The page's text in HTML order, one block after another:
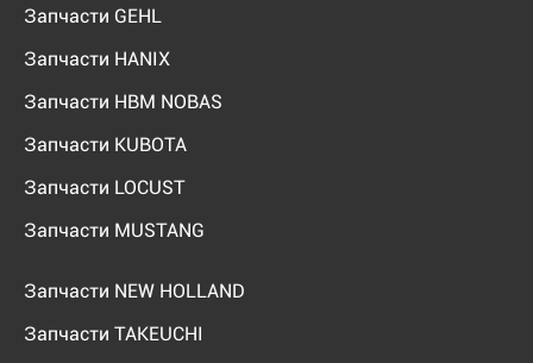
Запчасти GEHL
Запчасти HANIX
Запчасти HBM NOBAS
Запчасти KUBOTA
Запчасти LOCUST
Запчасти MUSTANG
Запчасти NEW HOLLAND
Запчасти TAKEUCHI